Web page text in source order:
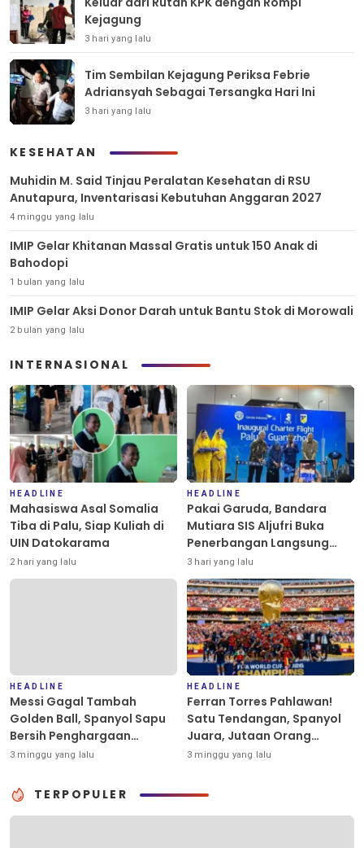
Kejagung
3 hari yang lalu
Tim Sembilan Kejagung Periksa Febrie
Adriansyah Sebagai Tersangka Hari Ini
3 hari yang lalu
KESEHATAN
Muhidin M. Said Tinjau Peralatan Kesehatan di RSU
Anutapura, Inventarisasi Kebutuhan Anggaran 2027
4 minggu yang lalu
IMIP Gelar Khitanan Massal Gratis untuk 150 Anak di
Bahodopi
1 bulan yang lalu
IMIP Gelar Aksi Donor Darah untuk Bantu Stok di Morowali
2 bulan yang lalu
INTERNASIONAL
HEADLINE
Mahasiswa Asal Somalia
Tiba di Palu, Siap Kuliah di
UIN Datokarama
2 hari yang lalu
HEADLINE
Pakai Garuda, Bandara
Mutiara SIS Aljufri Buka
Penerbangan Langsung
Palu-Guangzhou
3 hari yang lalu
HEADLINE
Messi Gagal Tambah
Golden Ball, Spanyol Sapu
Bersih Penghargaan
Individu Piala Dunia 2026
3 minggu yang lalu
HEADLINE
Ferran Torres Pahlawan!
Satu Tendangan, Spanyol
Juara, Jutaan Orang
Berpesta
3 minggu yang lalu
TERPOPULER